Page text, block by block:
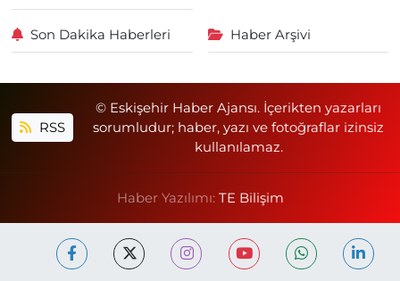
Son Dakika Haberleri Haber Arşivi
RSS
© Eskişehir Haber Ajansı. İçerikten yazarları
sorumludur; haber, yazı ve fotoğraflar izinsiz
kullanılamaz.
Haber Yazılımı: TE Bilişim